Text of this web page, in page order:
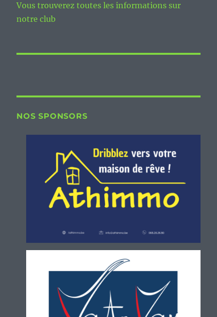
Vous trouverez toutes les informations sur
notre club
NOS SPONSORS